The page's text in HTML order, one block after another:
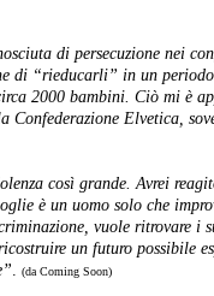
di persecuzione nei
di “rieducarli” in un periodo
2000 bambini. Ciò mi è
Confederazione Elvetica,
così grande. Avrei
è un uomo solo che
vuole ritrovare i
un futuro possibile
. (da Coming Soon)